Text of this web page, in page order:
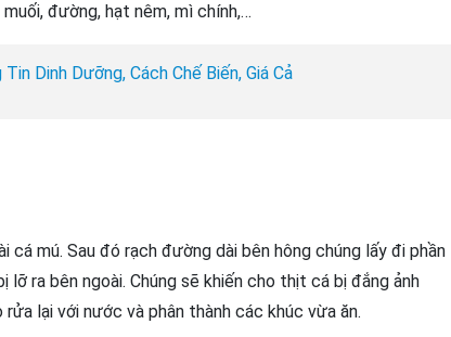
đường, hạt nêm, mì chính,…
Dinh Dưỡng, Cách Chế Biến, Giá Cả
cá mú. Sau đó rạch đường dài bên hông chúng lấy đi phần
ra bên ngoài. Chúng sẽ khiến cho thịt cá bị đắng ảnh
lại với nước và phân thành các khúc vừa ăn.